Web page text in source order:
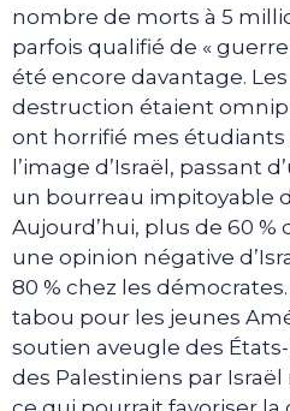
nombre de morts à 5
parfois qualifié de « guerre
été encore davantage.
destruction étaient
ont horrifié mes
l’image d’Israël, passant
un bourreau impitoyable
Aujourd’hui, plus de 60 %
une opinion négative
80 % chez les
tabou pour les jeunes
soutien aveugle des
des Palestiniens par Israël